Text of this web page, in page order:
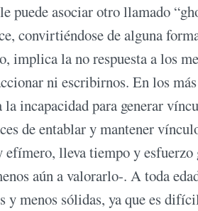
puede asociar otro llamado
convirtiéndose de alguna
implica la no respuesta a los
ni escribirnos. En los
incapacidad para generar
de entablar y mantener
lleva tiempo y
aún a valorarlo-. A toda
y menos sólidas, ya que es